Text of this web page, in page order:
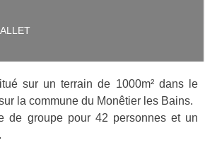
sur un terrain de 1000m² dans le
la commune du Monêtier les Bains.
de groupe pour 42 personnes et un